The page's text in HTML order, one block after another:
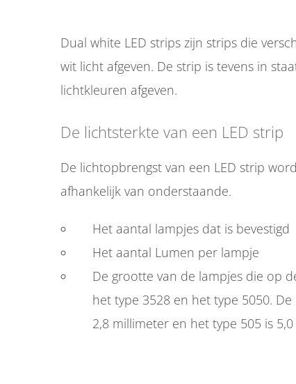
Dual white LED strips zijn strips die
wit licht afgeven. De strip is tevens in
lichtkleuren afgeven.
De lichtsterkte van een LED strip
De lichtopbrengst van een LED strip
afhankelijk van onderstaande.
Het aantal lampjes dat is bevestigd
Het aantal Lumen per lampje
De grootte van de lampjes die op
het type 3528 en het type 5050.
2,8 millimeter en het type 505 is